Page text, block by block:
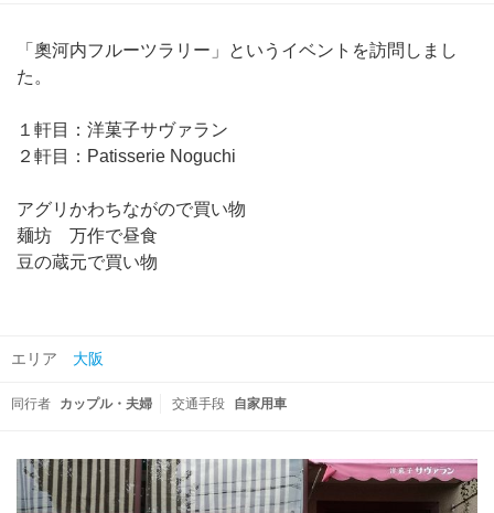
「奧河内フルーツラリー」というイベントを訪問しまし
た。
１軒目：洋菓子サヴァラン
２軒目：Patisserie Noguchi
アグリかわちながので買い物
麺坊 万作で昼食
豆の蔵元で買い物
エリア 大阪
同行者 カップル・夫婦 交通手段 自家用車